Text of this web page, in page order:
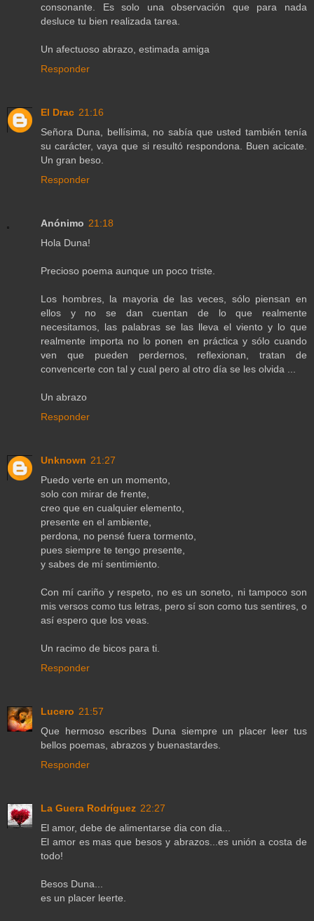
consonante. Es solo una observación que para nada
desluce tu bien realizada tarea.
Un afectuoso abrazo, estimada amiga
Responder
El Drac 21:16
Señora Duna, bellísima, no sabía que usted también tenía
su carácter, vaya que si resultó respondona. Buen acicate.
Un gran beso.
Responder
Anónimo 21:18
Hola Duna!
Precioso poema aunque un poco triste.
Los hombres, la mayoria de las veces, sólo piensan en
ellos y no se dan cuentan de lo que realmente
necesitamos, las palabras se las lleva el viento y lo que
realmente importa no lo ponen en práctica y sólo cuando
ven que pueden perdernos, reflexionan, tratan de
convencerte con tal y cual pero al otro día se les olvida ...
Un abrazo
Responder
Unknown 21:27
Puedo verte en un momento,
solo con mirar de frente,
creo que en cualquier elemento,
presente en el ambiente,
perdona, no pensé fuera tormento,
pues siempre te tengo presente,
y sabes de mí sentimiento.
Con mí cariño y respeto, no es un soneto, ni tampoco son
mis versos como tus letras, pero sí son como tus sentires, o
así espero que los veas.
Un racimo de bicos para ti.
Responder
Lucero 21:57
Que hermoso escribes Duna siempre un placer leer tus
bellos poemas, abrazos y buenastardes.
Responder
La Guera Rodríguez 22:27
El amor, debe de alimentarse dia con dia...
El amor es mas que besos y abrazos...es unión a costa de
todo!
Besos Duna...
es un placer leerte.